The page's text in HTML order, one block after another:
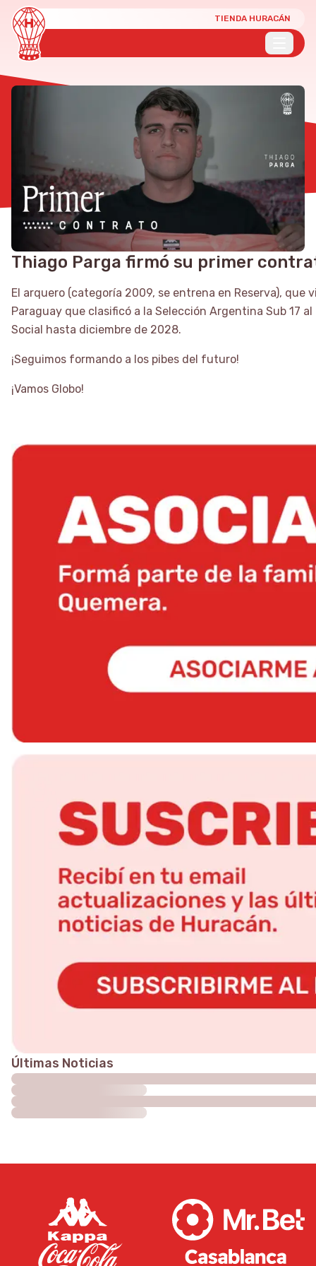
TIENDA HURACÁN
Thiago Parga firmó su primer
El arquero (categoría 2009, se entrena en Reserva), que
Paraguay que clasificó a la Selección Argentina Sub 17
Social hasta diciembre de 2028.
¡Seguimos formando a los pibes del futuro!
¡Vamos Globo!
Últimas Noticias